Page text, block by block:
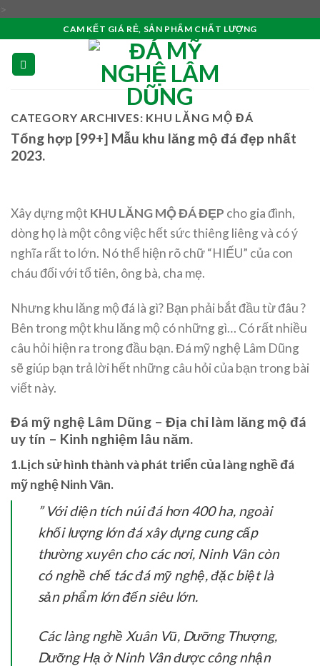
>
content
CAM KẾT GIÁ RẺ, SẢN PHẨM CHẤT LƯỢNG
CATEGORY ARCHIVES: KHU LĂNG MỘ ĐÁ
Tổng hợp [99+] Mẫu khu lăng mộ đá đẹp nhất
2023.
Xây dựng một KHU LĂNG MỘ ĐÁ ĐẸP cho gia đình,
dòng họ là một công việc hết sức thiêng liêng và có ý
nghĩa rất to lớn. Nó thể hiện rõ chữ “HIẾU” của con
cháu đối với tổ tiên, ông bà, cha mẹ.
Nhưng khu lăng mộ đá là gì? Bạn phải bắt đầu từ đâu ?
Bên trong một khu lăng mộ có những gì… Có rất nhiều
câu hỏi hiện ra trong đầu bạn. Đá mỹ nghệ Lâm Dũng
sẽ giúp bạn trả lời hết những câu hỏi của bạn trong bài
viết này.
Đá mỹ nghệ Lâm Dũng – Địa chỉ làm lăng mộ đá
uy tín – Kinh nghiệm lâu năm.
1.Lịch sử hình thành và phát triển của làng nghề đá
mỹ nghệ Ninh Vân.
” Với diện tích núi đá hơn 400 ha, ngoài
khối lượng lớn đá xây dựng cung cấp
thường xuyên cho các nơi, Ninh Vân còn
có nghề chế tác đá mỹ nghệ, đặc biệt là
sản phẩm lớn đến siêu lớn.
Các làng nghề Xuân Vũ, Dưỡng Thượng,
Dưỡng Hạ ở Ninh Vân được công nhận